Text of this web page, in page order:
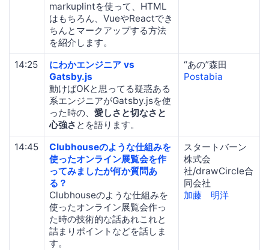
markuplintを使って、HTML
はもちろん、VueやReactでき
ちんとマークアップする方法
を紹介します。
14:25
にわかエンジニア vs
Gatsby.js
動けばOKと思ってる疑惑ある
系エンジニアがGatsby.jsを使
った時の、 愛しさと切なさと
心強さ とを語ります。
“あの”森田
Postabia
14:45
Clubhouseのような仕組みを
使ったオンライン展覧会を作
ってみましたが何か質問あ
る？
Clubhouseのような仕組みを
使ったオンライン展覧会作っ
た時の技術的な話あれこれと
詰まりポイントなどを話しま
す。
スタートバーン
株式会
社/drawCircle合
同会社
加藤 明洋